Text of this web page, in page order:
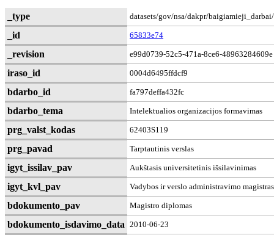
_type datasets/gov/nsa/dakpr/
_id 65833e74
_revision e99d0739-52c5-471a-8ce6-48963284609e
iraso_id 0004d6495ffdcf9
bdarbo_id fa797deffa432fc
bdarbo_tema Intelektualios organizacijos formavimas
prg_valst_kodas 62403S119
prg_pavad Tarptautinis verslas
igyt_issilav_pav Aukštasis universitetinis išsilavinimas
igyt_kvl_pav Vadybos ir verslo administravimo magistras
bdokumento_pav Magistro diplomas
bdokumento_isdavimo_data 2010-06-23